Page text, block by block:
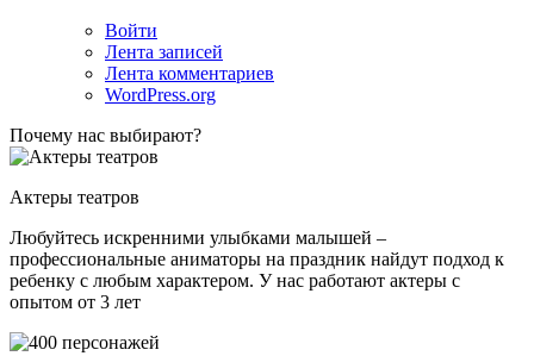
Войти
Лента записей
Лента комментариев
WordPress.org
Почему нас выбирают?
Актеры театров
Любуйтесь искренними улыбками малышей –
профессиональные аниматоры на праздник найдут подход к
ребенку с любым характером. У нас работают актеры с
опытом от 3 лет